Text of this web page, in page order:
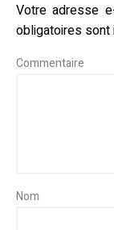
Votre adresse
obligatoires sont